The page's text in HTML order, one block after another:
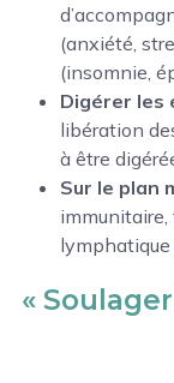
(anxiété,
(insomnie,
Digérer les
libération
à être
Sur le plan
lymphatique
«